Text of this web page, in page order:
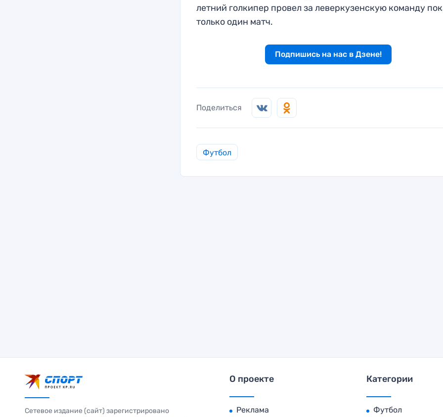
летний голкипер провел за леверкузенскую команду
только один матч.
Подпишись на нас в Дзене!
Поделиться
Футбол
Сетевое издание (сайт) зарегистрировано
О проекте
Реклама
Категории
Футбол